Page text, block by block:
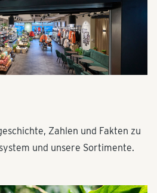
Zahlen und Fakten zu
und unsere Sortimente.